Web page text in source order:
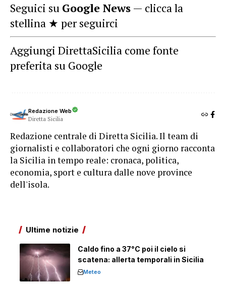
Seguici su Google News — clicca la
stellina ★ per seguirci
Aggiungi DirettaSicilia come fonte
preferita su Google
Redazione Web
Diretta Sicilia
Redazione centrale di Diretta Sicilia. Il team di
giornalisti e collaboratori che ogni giorno racconta
la Sicilia in tempo reale: cronaca, politica,
economia, sport e cultura dalle nove province
dell'isola.
Ultime notizie
Caldo fino a 37°C poi il cielo si
scatena: allerta temporali in Sicilia
Meteo